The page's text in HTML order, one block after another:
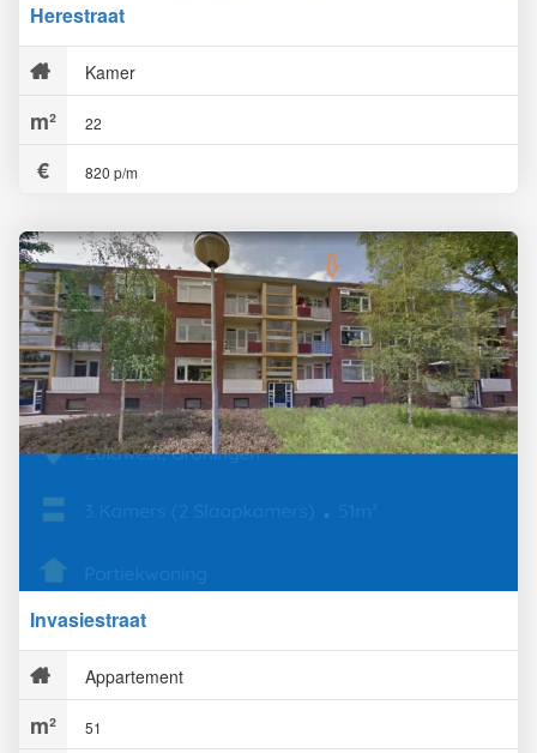
Herestraat
Kamer
22
820 p/m
Invasiestraat
Appartement
51